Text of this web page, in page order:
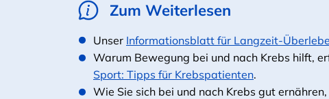
Zum Weiterlesen
Unser Informationsblatt für Langzeit-
Warum Bewegung bei und nach Krebs hilft,
Sport: Tipps für Krebspatienten.
Wie Sie sich bei und nach Krebs gut